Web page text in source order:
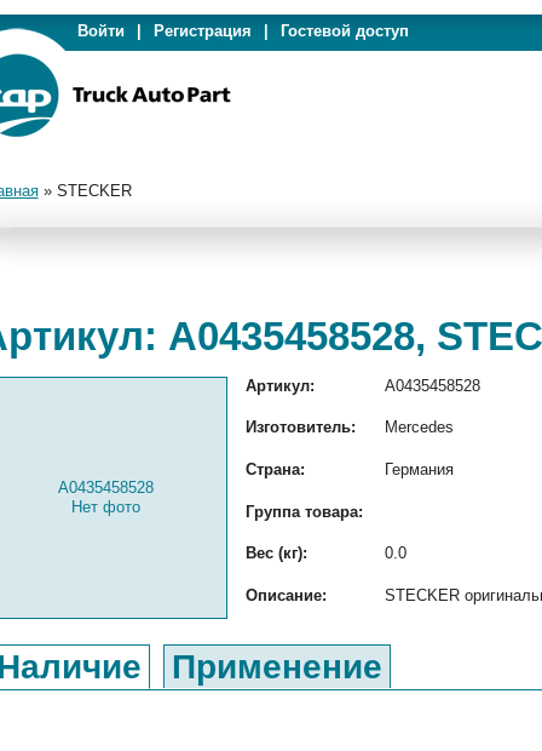
Войти Регистрация Гостевой доступ
» STECKER
A0435458528,
A0435458528
Нет фото
Артикул: A0435458528
Изготовитель: Mercedes
Страна: Германия
Группа товара:
Вес (кг): 0.0
Описание: STECKER
Применение